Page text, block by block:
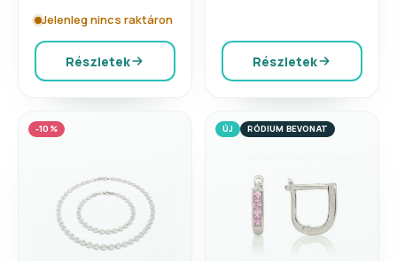
Jelenleg nincs raktáron
Részletek Részletek
-10% ÚJ RÓDIUM BEVONAT